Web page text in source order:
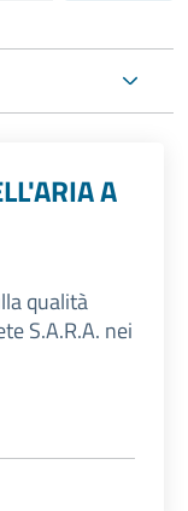
A
qualità
S.A.R.A. nei